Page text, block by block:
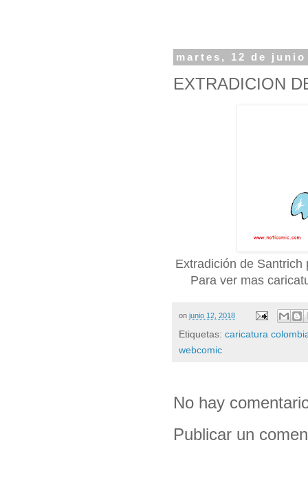
martes, 12 de junio
EXTRADICION
Extradición de
Para ver mas
on junio 12, 2018
Etiquetas: caricatura
webcomic
No hay
Publicar un